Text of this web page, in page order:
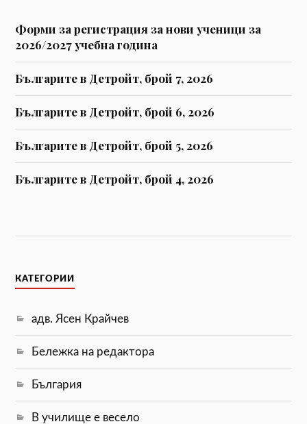
Форми за регистрaция за нови ученици за
2026/2027 учебна година
Българите в Детройт, брой 7, 2026
Българите в Детройт, брой 6, 2026
Българите в Детройт, брой 5, 2026
Българите в Детройт, брой 4, 2026
КАТЕГОРИИ
адв. Ясен Крайчев
Бележка на редактора
България
В училище е весело